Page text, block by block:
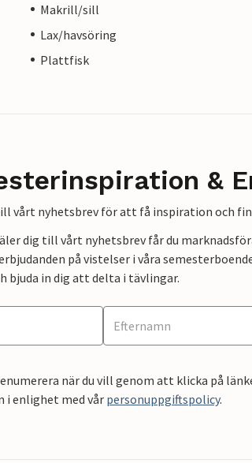
Makrill/sill
Lax/havsöring
Plattfisk
&
vårt nyhetsbrev för att få inspiration och
dig till vårt nyhetsbrev får du
på vistelser i våra
bjuda in dig att delta i tävlingar.
när du vill genom att klicka på
i enlighet med vårpersonuppgiftspolicy.